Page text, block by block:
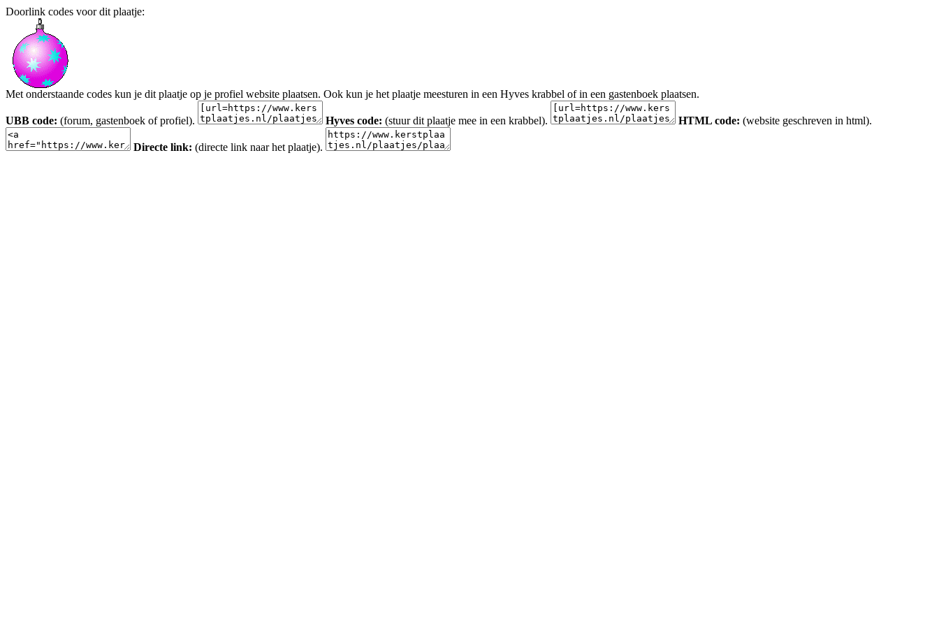
Doorlink codes voor dit plaatje:
Met onderstaande codes kun je dit plaatje op je profiel website plaatsen. Ook kun je het plaatje meesturen in een Hyves krabbel of in een gastenboek plaatsen.
UBB code: (forum, gastenboek of profiel). Hyves code: (stuur dit plaatje mee in een krabbel). HTML code: (website geschreven in html).
Directe link: (directe link naar het plaatje).